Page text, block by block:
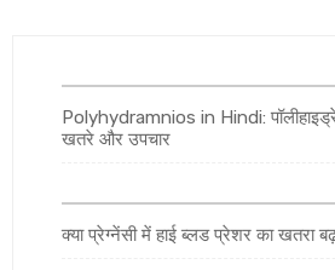
Polyhydramnios in Hindi:
खतरे और उपचार
क्या प्रेग्नेंसी में हाई ब्लड प्रेशर का खतरा